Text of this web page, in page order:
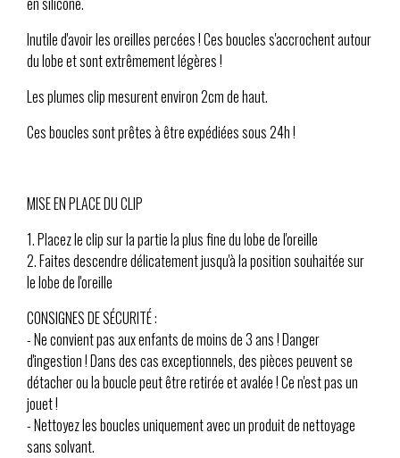
Inutile d'avoir les oreilles percées ! Ces boucles s'accrochent autour
du lobe et sont extrêmement légères !
Les plumes clip mesurent environ 2cm de haut.
Ces boucles sont prêtes à être expédiées sous 24h !
MISE EN PLACE DU CLIP
1. Placez le clip sur la partie la plus fine du lobe de l'oreille
2. Faites descendre délicatement jusqu'à la position souhaitée sur
le lobe de l'oreille
CONSIGNES DE SÉCURITÉ :
- Ne convient pas aux enfants de moins de 3 ans ! Danger
d'ingestion ! Dans des cas exceptionnels, des pièces peuvent se
détacher ou la boucle peut être retirée et avalée ! Ce n'est pas un
jouet !
- Nettoyez les boucles uniquement avec un produit de nettoyage
sans solvant.